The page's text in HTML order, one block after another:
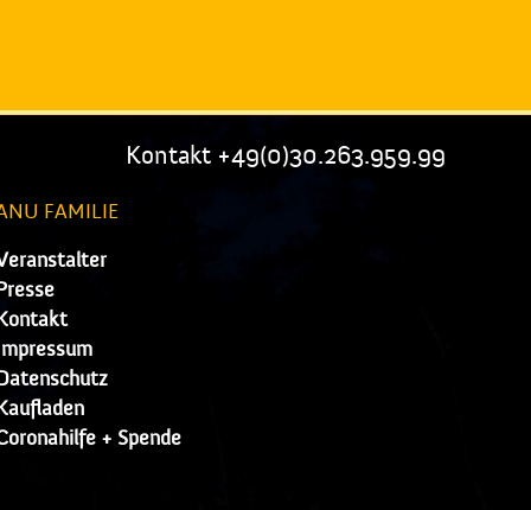
Kontakt +49(0)30.263.959.99
FAMILIE
+ Spende